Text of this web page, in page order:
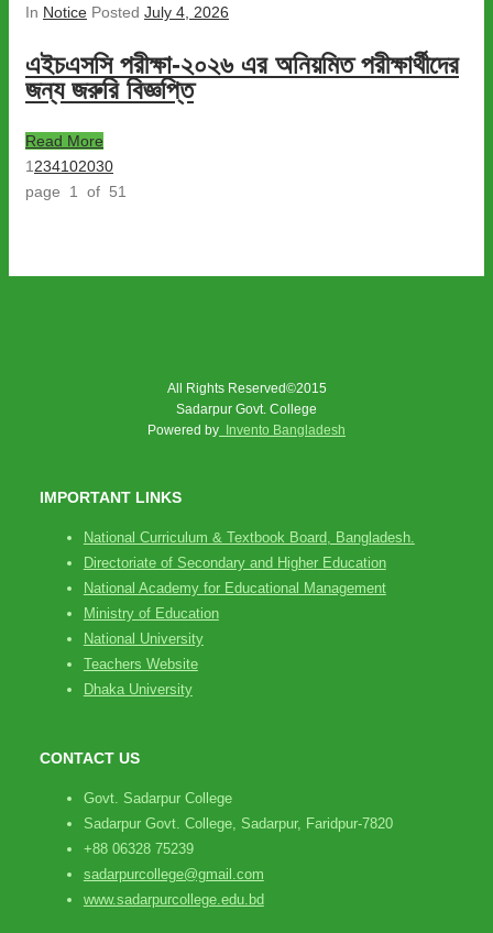
In Notice Posted July 4, 2026
এইচএসসি পরীক্ষা-২০২৬ এর অনিয়মিত পরীক্ষার্থীদের
জন্য জরুরি বিজ্ঞপ্তি
Read More
1 234102030
page 1 of 51
All Rights Reserved©2015
Sadarpur Govt. College
Powered by Invento Bangladesh
IMPORTANT LINKS
National Curriculum & Textbook Board, Bangladesh.
Directoriate of Secondary and Higher Education
National Academy for Educational Management
Ministry of Education
National University
Teachers Website
Dhaka University
CONTACT US
Govt. Sadarpur College
Sadarpur Govt. College, Sadarpur, Faridpur-7820
+88 06328 75239
sadarpurcollege@gmail.com
www.sadarpurcollege.edu.bd